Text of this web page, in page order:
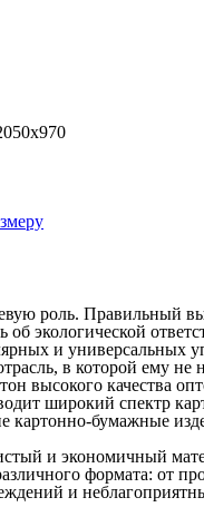
роль. Правильный
экологической
и универсальных
в которой ему
высокого качества
широкий спектр
картонно-бумажные
и экономичный
формата: от
и